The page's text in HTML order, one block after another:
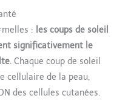
: les coups de soleil
significativement le
. Chaque coup de soleil
cellulaire de la peau,
des cellules cutanées.